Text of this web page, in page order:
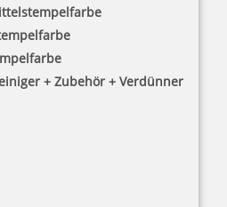
+ Zubehör + Verdünner
typische
sowie Stempel für
Buchhaltung.
die Arbeit bei
in der Verwaltung und
Büro fehlen.